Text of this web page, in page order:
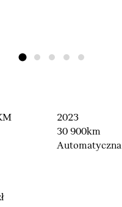
2023
30 900km
Automatyczna